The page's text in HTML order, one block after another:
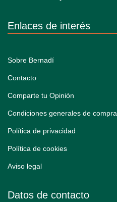
Enlaces de interés
Sobre Bernadí
Contacto
Comparte tu Opinión
Condiciones generales de compra
Política de privacidad
Política de cookies
Aviso legal
Datos de contacto